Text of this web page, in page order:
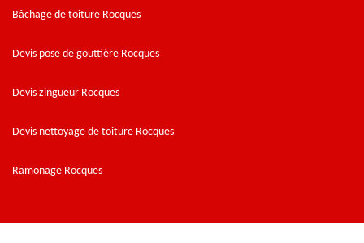
Bâchage de toiture Rocques
Devis pose de gouttière Rocques
Devis zingueur Rocques
Devis nettoyage de toiture Rocques
Ramonage Rocques